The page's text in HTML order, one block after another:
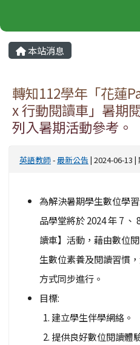
主內容區域
本站消息
轉知112學年「花蓮
x 行動閱讀車」暑期
列入暑期活動參考。
英語教師 -最新公告 | 2024-06-13
為解決暑期學生數位學
品學堂將於 2024 年 7
讀車】活動，藉由數位
生數位素養及閱讀習慣
方式同步進行。
目標:
建立學生伴學網絡。
提供良好數位閱讀體
頁尾區域